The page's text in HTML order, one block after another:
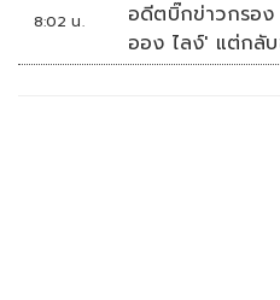
8:02 น.
อดีตบิ๊กข่าวกรอ
ออง ไลง์' แต่กลั